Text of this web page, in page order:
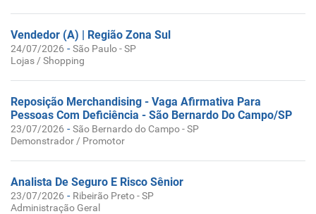
Vendedor (A) | Região Zona Sul
24/07/2026 -São Paulo - SP
Lojas / Shopping
Reposição Merchandising - Vaga Afirmativa Para
Pessoas Com Deficiência - São Bernardo Do Campo/SP
23/07/2026 -São Bernardo do Campo - SP
Demonstrador / Promotor
Analista De Seguro E Risco Sênior
23/07/2026 - Ribeirão Preto - SP
Administração Geral